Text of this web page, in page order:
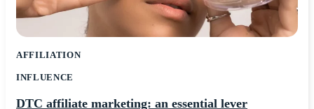
AFFILIATION
INFLUENCE
DTC affiliate marketing: an essential lever